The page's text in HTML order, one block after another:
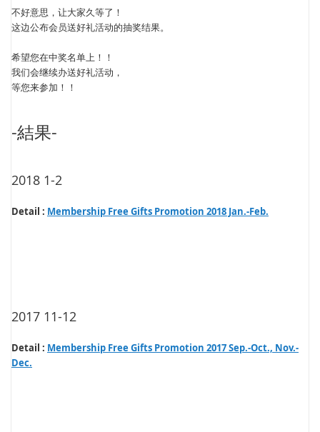
不好意思，让大家久等了！
这边公布会员送好礼活动的抽奖结果。
希望您在中奖名单上！！
我们会继续办送好礼活动，
等您来参加！！
-結果-
2018 1-2
Detail : Membership Free Gifts Promotion 2018 Jan.-Feb.
2017 11-12
Detail : Membership Free Gifts Promotion 2017 Sep.-Oct., Nov.-
Dec.